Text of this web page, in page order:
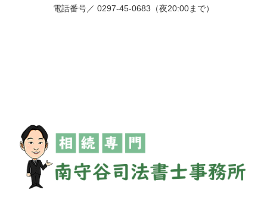
電話番号／ 0297-45-0683（夜20:00まで）